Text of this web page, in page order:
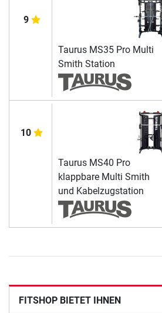
9
Taurus MS35 Pro Multi
Smith Station
10
Taurus MS40 Pro
klappbare Multi Smith
und Kabelzugstation
FITSHOP BIETET IHNEN